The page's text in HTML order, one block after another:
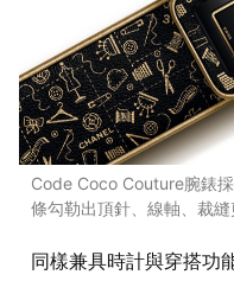
Code Coco Couture腕錶
條勾勒出頂針、線軸、裁縫
同樣兼具時計與穿搭功